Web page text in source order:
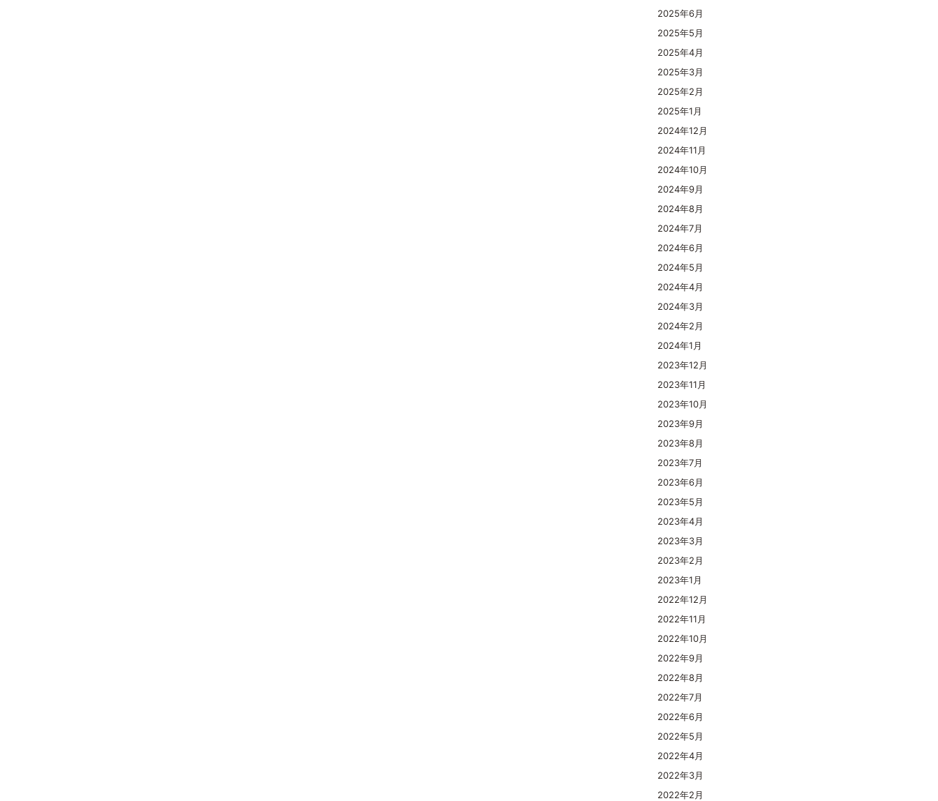
2025年6月
2025年5月
2025年4月
2025年3月
2025年2月
2025年1月
2024年12月
2024年11月
2024年10月
2024年9月
2024年8月
2024年7月
2024年6月
2024年5月
2024年4月
2024年3月
2024年2月
2024年1月
2023年12月
2023年11月
2023年10月
2023年9月
2023年8月
2023年7月
2023年6月
2023年5月
2023年4月
2023年3月
2023年2月
2023年1月
2022年12月
2022年11月
2022年10月
2022年9月
2022年8月
2022年7月
2022年6月
2022年5月
2022年4月
2022年3月
2022年2月